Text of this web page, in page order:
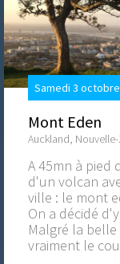
Samedi 3
Mont Eden
Auckland,
A 45mn à pied
d'un volcan
ville : le mont
On a décidé
Malgré la
vraiment le